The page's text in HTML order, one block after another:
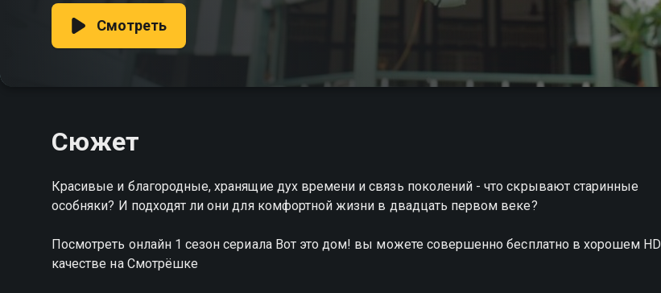
Смотреть
Сюжет
Красивые и благородные, хранящие дух времени и связь поколений - что скрывают старинные
особняки? И подходят ли они для комфортной жизни в двадцать первом веке?
Посмотреть онлайн 1 сезон сериала Вот это дом! вы можете совершенно бесплатно в хорошем HD
качестве на Смотрёшке